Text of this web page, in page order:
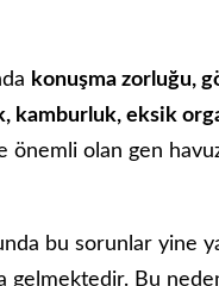
konuşma zorluğu,
kamburluk, eksik
olan gen
bu sorunlar yine
gelmektedir. Bu